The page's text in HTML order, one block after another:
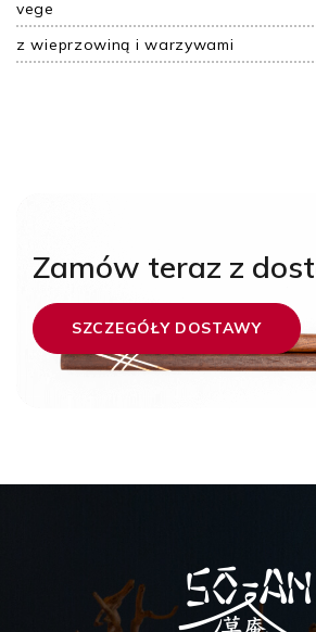
vege
z wieprzowiną i warzywami
Zamów teraz z
SZCZEGÓŁY DOSTAWY